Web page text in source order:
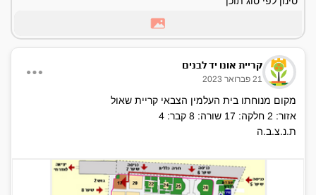
קריית אונו יד לבנים
21 פברואר 2023
מקום מנוחתו בית העלמין הצבאי קריית שאול
אזור: 2 חלקה: 17 שורה: 8 קבר: 4
ת.נ.צ.ב.ה